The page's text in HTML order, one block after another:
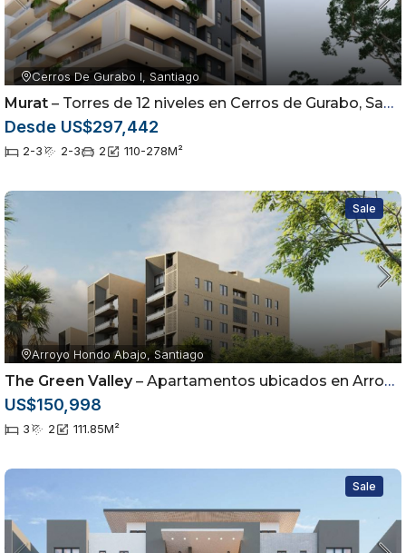
Cerros De Gurabo I, Santiago
Murat – Torres de 12 niveles en Cerros de Gurabo, Santiago
Desde US$297,442
2-3 2-3 2 110-278M²
Sale
Arroyo Hondo Abajo, Santiago
The Green Valley– Apartamentos ubicados en Arroyo Hondo Abajo, Santiago de los Caballeros
US$150,998
3 2 111.85M²
Sale